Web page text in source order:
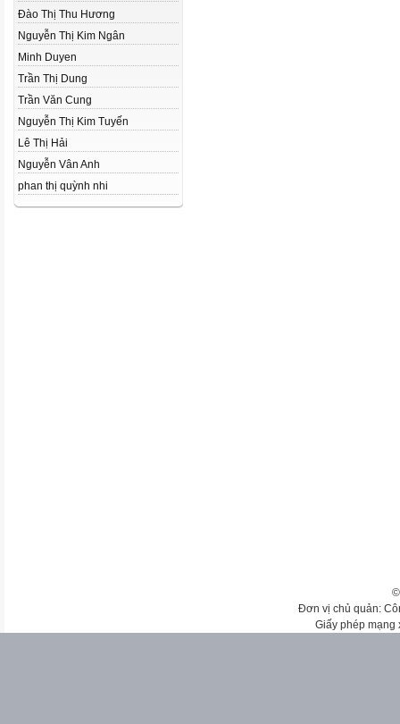
Đào Thị Thu Hương
Nguyễn Thị Kim Ngân
Minh Duyen
Trần Thị Dung
Trần Văn Cung
Nguyễn Thị Kim Tuyến
Lê Thị Hải
Nguyễn Vân Anh
phan thị quỳnh nhi
Đơn vị chủ quản:
Giấy phép mạng